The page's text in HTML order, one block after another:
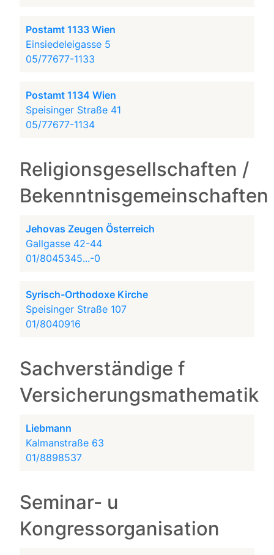
Postamt 1133 Wien
Einsiedeleigasse 5
05/77677-1133
Postamt 1134 Wien
Speisinger Straße 41
05/77677-1134
Religionsgesellschaften /
Bekenntnisgemeinschaften
Jehovas Zeugen Österreich
Gallgasse 42-44
01/8045345...-0
Syrisch-Orthodoxe Kirche
Speisinger Straße 107
01/8040916
Sachverständige f
Versicherungsmathematik
Liebmann
Kalmanstraße 63
01/8898537
Seminar- u
Kongressorganisation